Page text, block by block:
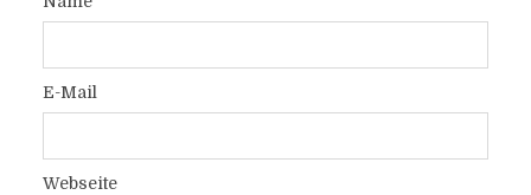
E-Mail
Webseite